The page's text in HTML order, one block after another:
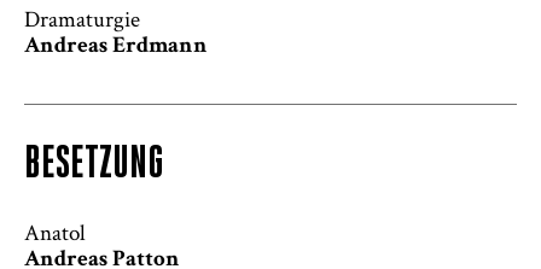
Dramaturgie
Andreas Erdmann
BESETZUNG
Anatol
Andreas Patton